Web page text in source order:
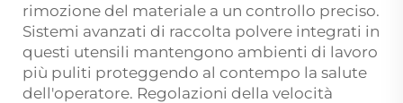
rimozione del materiale a un controllo preciso.
Sistemi avanzati di raccolta polvere integrati in
questi utensili mantengono ambienti di lavoro
più puliti proteggendo al contempo la salute
dell'operatore. Regolazioni della velocità